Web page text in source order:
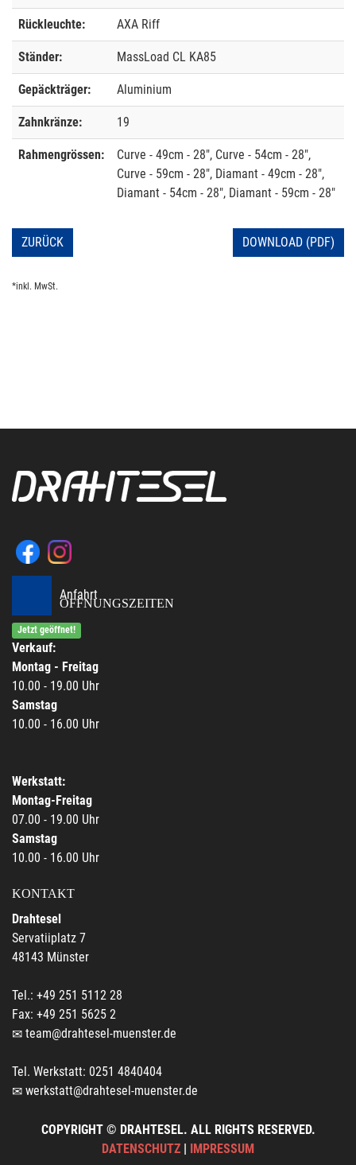
Rückleuchte: AXA Riff
Ständer: MassLoad CL KA85
Gepäckträger: Aluminium
Zahnkränze: 19
Rahmengrössen:
Curve - 49cm - 28", Curve - 54cm - 28",
Curve - 59cm - 28", Diamant - 49cm - 28",
Diamant - 54cm - 28", Diamant - 59cm - 28"
ZURÜCK DOWNLOAD (PDF)
*inkl. MwSt.
Anfahrt
ÖFFNUNGSZEITEN
Jetzt geöffnet!
Verkauf:
Montag - Freitag
10.00 - 19.00 Uhr
Samstag
10.00 - 16.00 Uhr
Werkstatt:
Montag-Freitag
07.00 - 19.00 Uhr
Samstag
10.00 - 16.00 Uhr
KONTAKT
Drahtesel
Servatiiplatz 7
48143 Münster
Tel.: +49 251 5112 28
Fax: +49 251 5625 2
team@drahtesel-muenster.de
Tel. Werkstatt: 0251 4840404
werkstatt@drahtesel-muenster.de
COPYRIGHT © DRAHTESEL. ALL RIGHTS RESERVED.
DATENSCHUTZ | IMPRESSUM